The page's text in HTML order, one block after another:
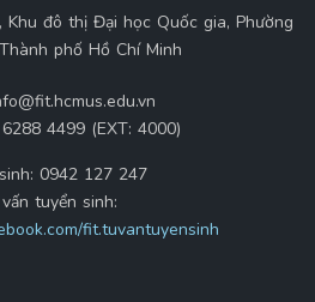
Khu đô thị Đại học Quốc gia, Phường
phố Hồ Chí Minh
4499 (EXT: 4000)
0942 127 247
tuyển sinh:
fit.tuvantuyensinh